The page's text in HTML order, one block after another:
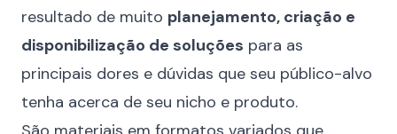
resultado de muito planejamento, criação e
disponibilização de soluções para as
principais dores e dúvidas que seu público-alvo
tenha acerca de seu nicho e produto.